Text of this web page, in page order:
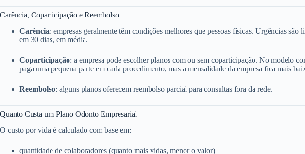
Carência, Coparticipação e Reembolso
Carência: empresas geralmente têm condições melhores que pessoas físicas. Urgências são
em 30 dias, em média.
Coparticipação: a empresa pode escolher planos com ou sem coparticipação. No modelo
paga uma pequena parte em cada procedimento, mas a mensalidade da empresa fica mais
Reembolso: alguns planos oferecem reembolso parcial para consultas fora da rede.
Quanto Custa um Plano Odonto Empresarial
O custo por vida é calculado com base em:
quantidade de colaboradores (quanto mais vidas, menor o valor)